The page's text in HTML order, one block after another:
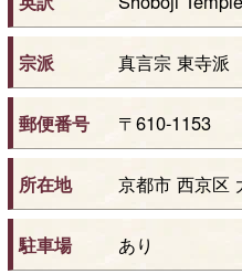
宗派 真言宗 東寺派
郵便番号 〒610-1153
所在地 京都市 西京区
駐車場 あり